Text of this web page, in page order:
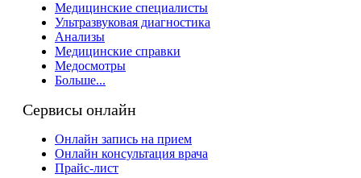
Медицинские специалисты
Ультразвуковая диагностика
Анализы
Медицинские справки
Медосмотры
Больше...
Сервисы онлайн
Онлайн запись на прием
Онлайн консультация врача
Прайс-лист